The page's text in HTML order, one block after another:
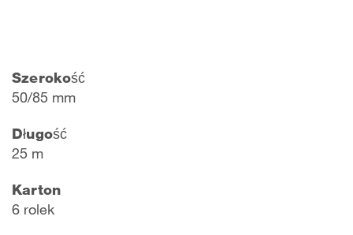
Szerokość
50/85 mm
Długość
25 m
Karton
6 rolek